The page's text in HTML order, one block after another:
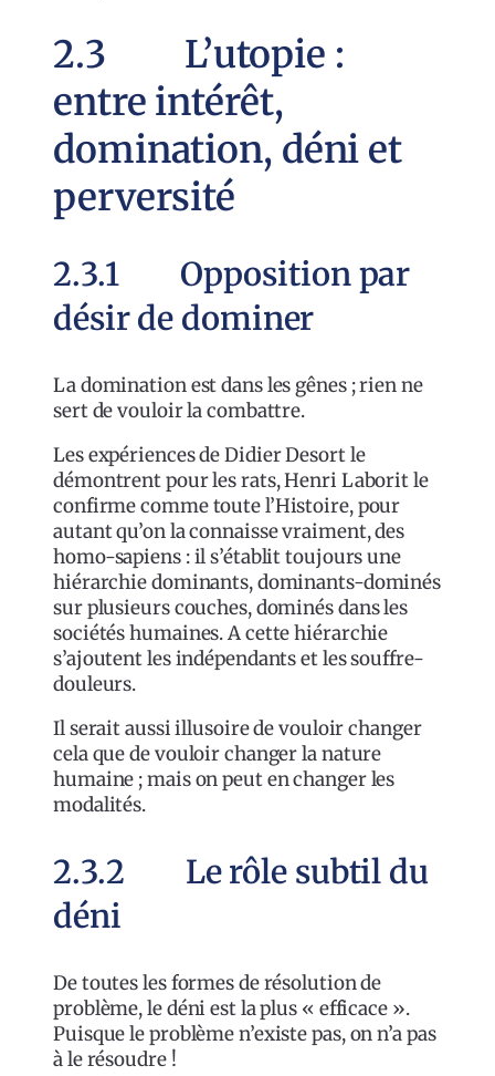
2.3 L’utopie :
entre intérêt,
domination, déni et
perversité
2.3.1 Opposition par
désir de dominer
La domination est dans les gênes ; rien ne
sert de vouloir la combattre.
Les expériences de Didier Desort le
démontrent pour les rats, Henri Laborit le
confirme comme toute l’Histoire, pour
autant qu’on la connaisse vraiment, des
homo-sapiens : il s’établit toujours une
hiérarchie dominants, dominants-dominés
sur plusieurs couches, dominés dans les
sociétés humaines. A cette hiérarchie
s’ajoutent les indépendants et les souffre-
douleurs.
Il serait aussi illusoire de vouloir changer
cela que de vouloir changer la nature
humaine ; mais on peut en changer les
modalités.
2.3.2 Le rôle subtil du
déni
De toutes les formes de résolution de
problème, le déni est la plus « efficace ».
Puisque le problème n’existe pas, on n’a pas
à le résoudre !